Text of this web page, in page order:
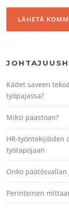
Kädet saveen
työpajassa?
Miksi paastoan?
HR-työntekijöiden
työtapojaan
Onko
Perinteinen